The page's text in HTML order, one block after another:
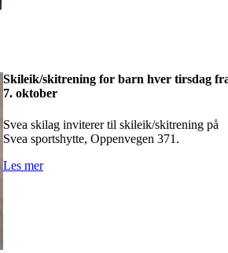
Skileik/skitrening for barn hver tirsdag
7. oktober
Svea skilag inviterer til skileik/skitrening på
Svea sportshytte, Oppenvegen 371.
Les mer